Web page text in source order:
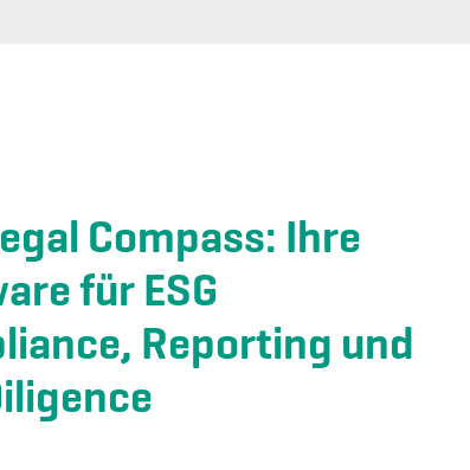
Compass: Ihre
für ESG
Reporting und